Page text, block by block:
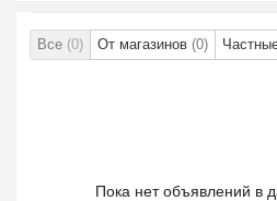
Все (0) От магазинов (0)
Пока нет объявлений в